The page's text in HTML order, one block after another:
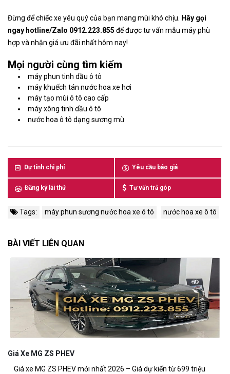
Đừng để chiếc xe yêu quý của bạn mang mùi khó chịu.
Hãy gọi
ngay hotline/Zalo 0912.223.855 để được tư vấn mẫu máy phù
hợp và nhận giá ưu đãi nhất hôm nay!
Mọi người cùng tìm kiếm
máy phun tinh dầu ô tô
máy khuếch tán nước hoa xe hơi
máy tạo mùi ô tô cao cấp
máy xông tinh dầu ô tô
nước hoa ô tô dạng sương mù
Dự tính chi phí Yêu cầu báo giá
Đăng ký lái thử Tư vấn trả góp
Tags: máy phun sương nước hoa xe ô tô nước hoa xe ô tô
BÀI VIẾT LIÊN QUAN
Giá Xe MG ZS PHEV
Giá xe MG ZS PHEV mới nhất 2026 – Giá dự kiến từ 699 triệu